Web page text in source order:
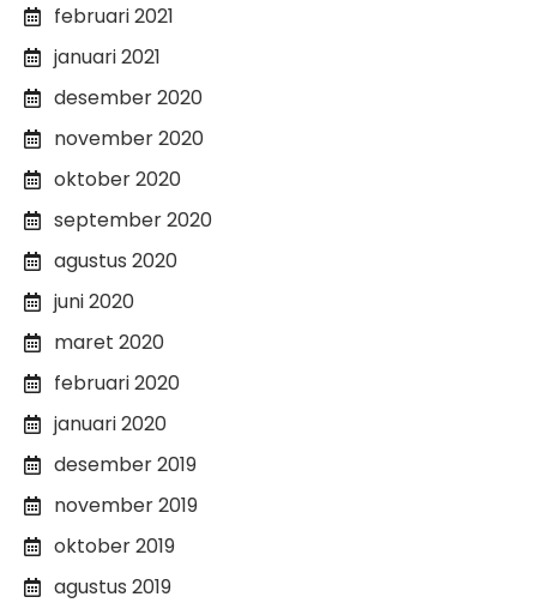
februari 2021
januari 2021
desember 2020
november 2020
oktober 2020
september 2020
agustus 2020
juni 2020
maret 2020
februari 2020
januari 2020
desember 2019
november 2019
oktober 2019
agustus 2019